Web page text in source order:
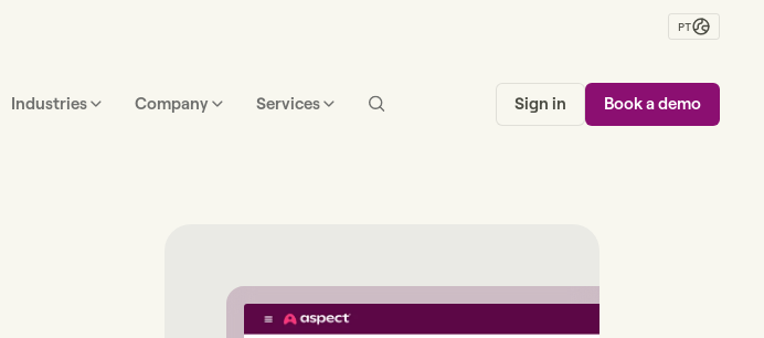
PT
Industries Company Services Sign in Book a demo